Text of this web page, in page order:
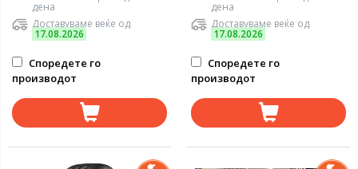
дена
Доставуваме веќе од
17.08.2026
Споредете го
производот
дена
Доставуваме веќе од
17.08.2026
Споредете го
производот